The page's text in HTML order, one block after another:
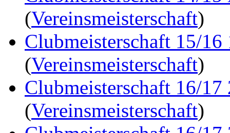
(Vereinsmeisterschaft)
Clubmeisterschaft 15/16
(Vereinsmeisterschaft)
Clubmeisterschaft 16/17
(Vereinsmeisterschaft)